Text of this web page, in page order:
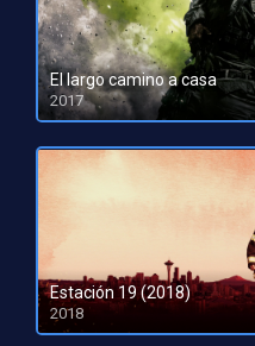
El largo camino a casa
2017
HD 1080pHD 720p
Estación 19 (2018)
2018